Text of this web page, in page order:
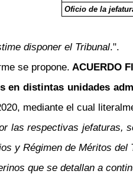
Oficio de la
disponer el Tribunal.".
se propone. ACUERDO
en distintas unidades
mediante el cual
las respectivas jefaturas,
y Régimen de Méritos
que se detallan a